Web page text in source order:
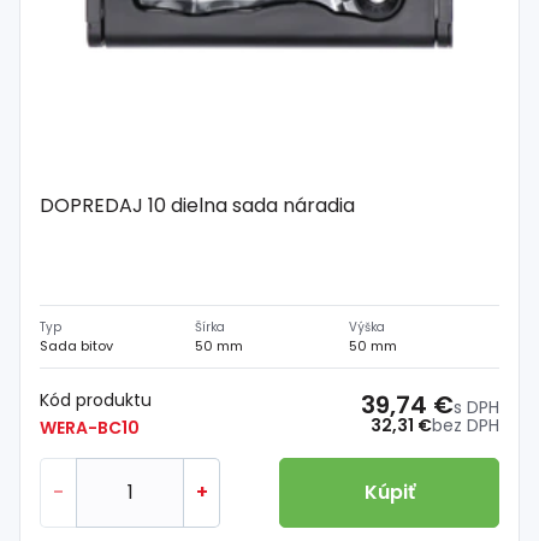
DOPREDAJ 10 dielna sada náradia
Typ
Sada bitov
Šírka
50 mm
Výška
50 mm
Kód produktu
WERA-BC10
32,31 €bez DPH
39,74 €s DPH
- + Kúpiť